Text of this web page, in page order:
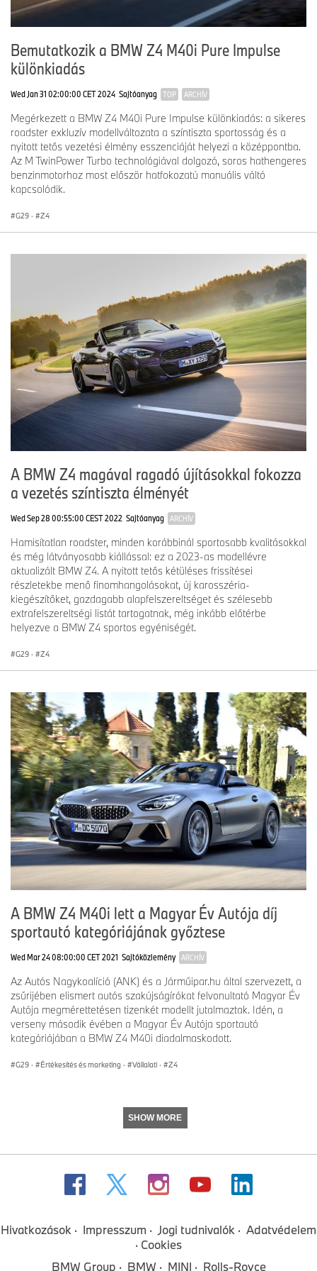
kecsegtetett, az első generációhoz képest jelentős mértékben
megnövelt fej- és könyöktérrel. Sőt mi több, ez volt az első olyan
roadster, amelyben BMW iDrive kijelző- és járművezérlő
technológia dolgozott.
A BMW Z4 harmadik nemzedéke: a nyitott tetős sportautó
modern értelmezése
A bajor prémiumgyártó 2018 augusztusában mutatta be a BMW
Z4 harmadik – aktuális – generációját, a nyitott tetős sportautó
modern értelmezéseként. A prémium roadstert elektromosan
összpontosító utastér-kialakítás jellemzi, amelyeket prémium
minőségű vezetést támogató rendszerek, infotainment
technológia és járműkapcsolati megoldások egészítenek ki. A
BMW Z4 M40i a kategóriában egyedüliként kínálja fel a bajor
prémiummárka ügyfeleinek a 3.0 liter hengerűrtartalmú, M
TwinPower Turbo technológiával dolgozó, soros hathengeres
benzinmotor erejét, amely 2024 óta a Pure Impulse különkiadás
képében manuális váltóval is elérhető. A BMW Z4 Final Edition
különkiadás a BMW Z4 harmadik nemzedékének csúcspontjaként
érkezik meg az utakra.
*A sajtóközleményben szereplő üzemanyag-fogyasztási és
károsanyag-kibocsátási adatok a németországi piacon elérhető
ajánlatokat tükrözik. Az értékeket a valós körülmények közötti
legdinamikusabb járműhasználat eredményeit vizsgáló, globális
szabvány szerint működő tesztciklus (WLTP – Worldwide
Harmonized Light Vehicle Test Procedure) új mérései szerint
személyautók energiafogyasztási értékeinek feltüntetéséről szóló
németországi rendelet (EnVKV) előírásainak.
***a BMW Z4 Final Edition elérhetősége piaconként változhat.
Bemutatkozik a BMW Z4 M40i Pure Impulse
különkiadás
Wed Jan 31 02:00:00 CET 2024 Sajtóanyag TOP ARCHÍV
Megérkezett a BMW Z4 M40i Pure Impulse különkiadás: a sikeres
roadster exkluzív modellváltozata a színtiszta sportosság és a
nyitott tetős vezetési élmény esszenciáját helyezi a középpontba.
Az M TwinPower Turbo technológiával dolgozó, soros hathengeres
benzinmotorhoz most először hatfokozatú manuális váltó
kapcsolódik.
G29 · Z4
A BMW Z4 magával ragadó újításokkal fokozza
a vezetés színtiszta élményét
Wed Sep 28 00:55:00 CEST 2022 Sajtóanyag ARCHÍV
Hamisítatlan roadster, minden korábbinál sportosabb kvalitásokkal
és még látványosabb kiállással: ez a 2023-as modellévre
aktualizált BMW Z4. A nyitott tetős kétüléses frissítései
részletekbe menő finomhangolásokat, új karosszéria-
kiegészítőket, gazdagabb alapfelszereltséget és szélesebb
extrafelszereltségi listát tartogatnak, még inkább előtérbe
helyezve a BMW Z4 sportos egyéniségét.
G29 · Z4
A BMW Z4 M40i lett a Magyar Év Autója díj
sportautó kategóriájának győztese
Wed Mar 24 08:00:00 CET 2021 Sajtóközlemény ARCHÍV
Az Autós Nagykoalíció (ANK) és a Járműipar.hu által szervezett, a
zsűrijében elismert autós szakújságírókat felvonultató Magyar Év
Autója megmérettetésen tizenkét modellt jutalmaztak. Idén, a
verseny második évében a Magyar Év Autója sportautó
kategóriájában a BMW Z4 M40i diadalmaskodott.
G29 · Értékesítés és marketing · Vállalati · Z4
SHOW MORE
Hivatkozások Impresszum Jogi tudnivalók
Adatvédelem
Cookies
BMW Group
BMW MINI Rolls-Royce